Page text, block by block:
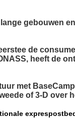
gebouwen
de
heeft de
met
of 3-D over